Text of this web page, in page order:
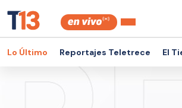
Lo Último Reportajes Teletrece El